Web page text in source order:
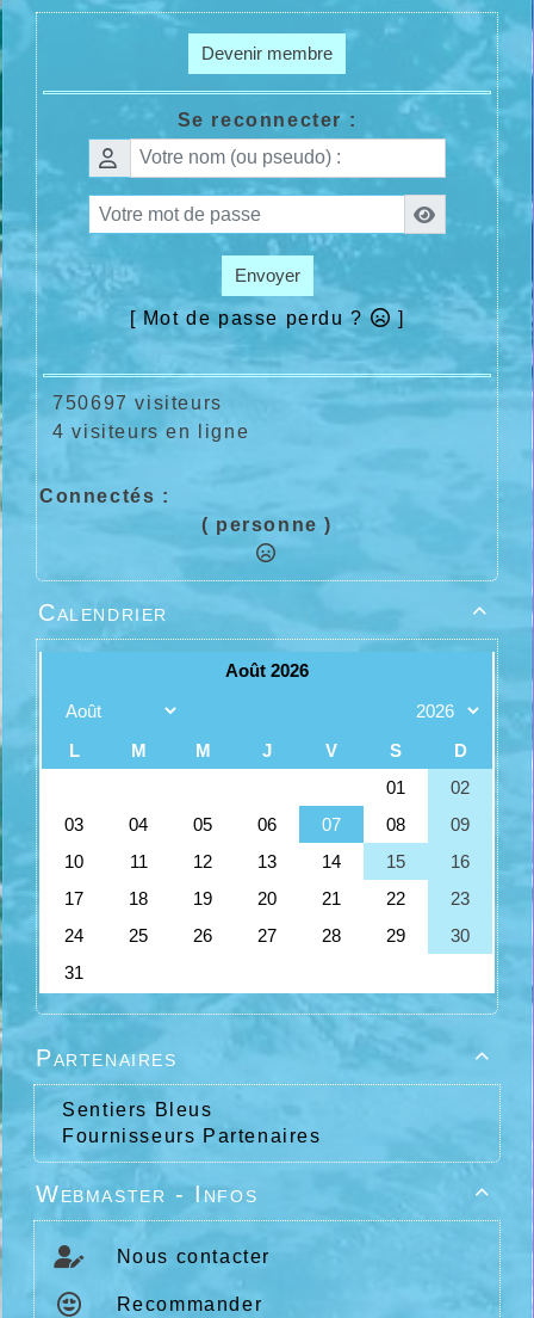
Devenir membre
Se reconnecter :
Envoyer
[ Mot de passe perdu ? ]
750697 visiteurs
4 visiteurs en ligne
Connectés :
( personne )

Calendrier

Partenaires
Sentiers Bleus
Fournisseurs Partenaires

Webmaster - Infos
Nous contacter
Recommander